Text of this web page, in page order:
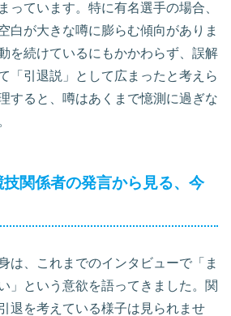
っています。特に有名選手の場合、
白が大きな噂に膨らむ傾向がありま
を続けているにもかかわらず、誤解
「引退説」として広まったと考えら
すると、噂はあくまで憶測に過ぎな
関係者の発言から見る、今
は、これまでのインタビューで「ま
」という意欲を語ってきました。関
退を考えている様子は見られませ